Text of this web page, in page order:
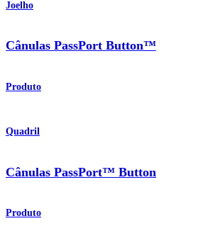
Joelho
Cânulas PassPort Button™
Produto
Quadril
Cânulas PassPort™ Button
Produto